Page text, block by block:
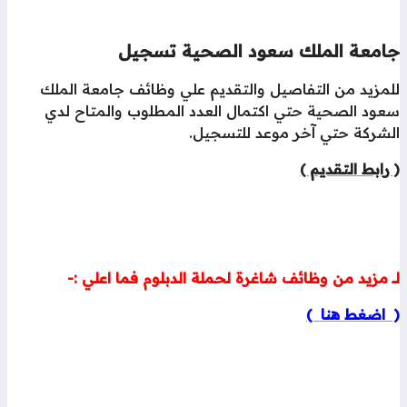
الملك سعود الصحية تسجيل
من التفاصيل والتقديم علي وظائف جامعة الملك
الصحية حتي اكتمال العدد المطلوب والمتاح لدي
حتي آخر موعد للتسجيل.
التقديم )
مزيد من وظائف شاغرة لحملة الدبلوم فما اعلي :-
اضغط هنا )